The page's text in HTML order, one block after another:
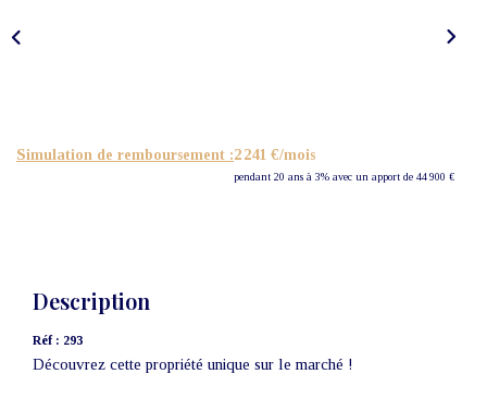
Simulation de remboursement :2 241 €/mois
pendant 20 ans à 3% avec un apport de 44 900 €
Description
Réf : 293
Découvrez cette propriété unique sur le marché !